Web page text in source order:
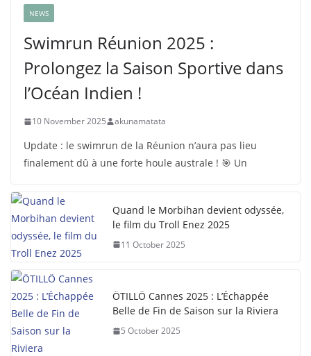
NEWS
Swimrun Réunion 2025 :
Prolongez la Saison Sportive dans
l’Océan Indien !
10 November 2025 akunamatata
Update : le swimrun de la Réunion n’aura pas lieu
finalement dû à une forte houle australe ! 🎯 Un
Quand le Morbihan devient odyssée,
le film du Troll Enez 2025
11 October 2025
ÖTILLÖ Cannes 2025 : L’Échappée
Belle de Fin de Saison sur la Riviera
5 October 2025